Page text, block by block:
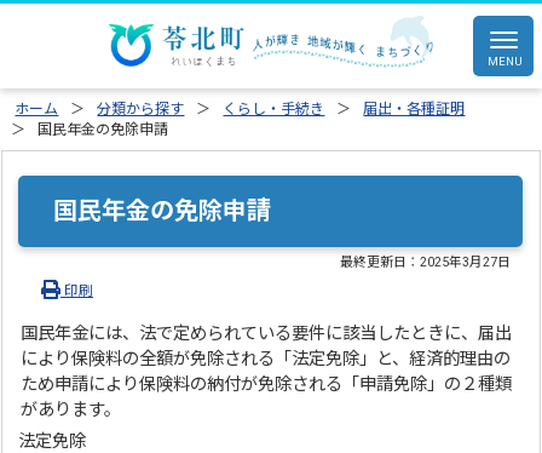
ホーム 分類から探す くらし・手続き
届出・各種証明
国民年金の免除申請
国民年金の免除申請
最終更新日：2025年3月27日
印刷
国民年金には、法で定められている要件に該当したときに、届出
により保険料の全額が免除される「法定免除」と、経済的理由の
ため申請により保険料の納付が免除される「申請免除」の２種類
があります。
法定免除